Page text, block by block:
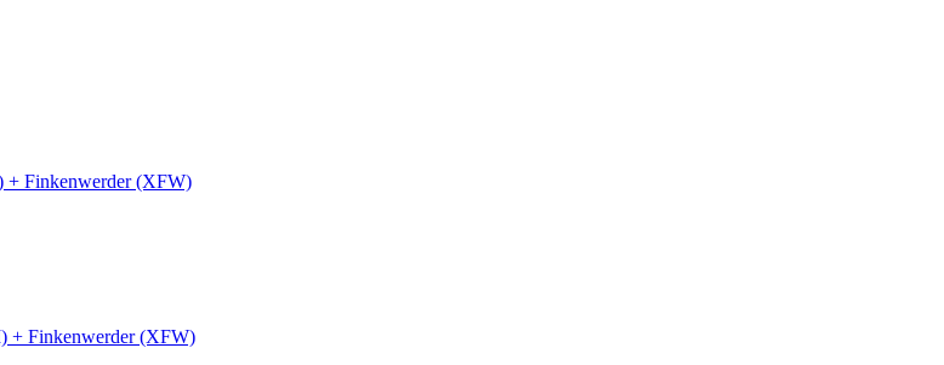
+ Finkenwerder (XFW)
+ Finkenwerder (XFW)